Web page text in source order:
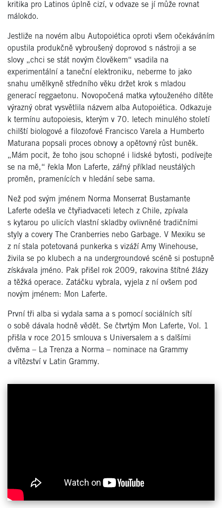
kritika pro Latinos úplně cizí, v odvaze se jí může rovnat
málokdo.
Jestliže na novém albu Autopoiética oproti všem očekáváním
opustila produkčně vybroušený doprovod s nástroji a se
slovy „chci se stát novým člověkem“ vsadila na
experimentální a taneční elektroniku, neberme to jako
snahu umělkyně středního věku držet krok s mladou
generací reggaetonu. Novopočená matka vytouženého dítěte
výrazný obrat vysvětlila názvem alba Autopoiética. Odkazuje
k termínu autopoiesis, kterým v 70. letech minulého století
chilští biologové a filozofové Francisco Varela a Humberto
Maturana popsali proces obnovy a opětovný růst buněk.
„Mám pocit, že toho jsou schopné i lidské bytosti, podívejte
se na mě,“ řekla Mon Laferte, zářný příklad neustálých
proměn, pramenících v hledání sebe sama.
Než pod svým jménem Norma Monserrat Bustamante
Laferte odešla ve čtyřiadvaceti letech z Chile, zpívala
s kytarou po ulicích vlastní skladby ovlivněné tradičními
styly a covery The Cranberries nebo Garbage. V Mexiku se
z ní stala potetovaná punkerka s vizáží Amy Winehouse,
živila se po klubech a na undergroundové scéně si postupně
získávala jméno. Pak přišel rok 2009, rakovina štítné žlázy
a těžká operace. Zatáčku vybrala, vyjela z ní ovšem pod
novým jménem: Mon Laferte.
První tři alba si vydala sama a s pomocí sociálních sítí
o sobě dávala hodně vědět. Se čtvrtým Mon Laferte, Vol. 1
přišla v roce 2015 smlouva s Universalem a s dalšími
dvěma – La Trenza a Norma – nominace na Grammy
a vítězství v Latin Grammy.